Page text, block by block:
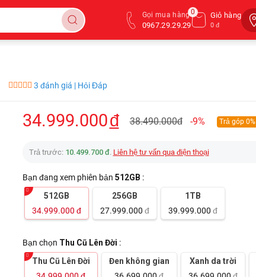
Gọi mua hàng
0967.29.29.29
Giỏ hàng
0 đ
0
3 đánh giá | Hỏi Đáp
34.999.000đ 38.490.000đ -9% Trả góp 0%
Trả trước: 10.499.700 đ. Liên hệ tư vấn qua điện thoại
Bạn đang xem phiên bản 512GB :
512GB
34.999.000 đ
256GB
27.999.000 đ
1TB
39.999.000 đ
Bạn chọn Thu Cũ Lên Đời :
Thu Cũ Lên Đời
Đen không gian
Xanh da trời